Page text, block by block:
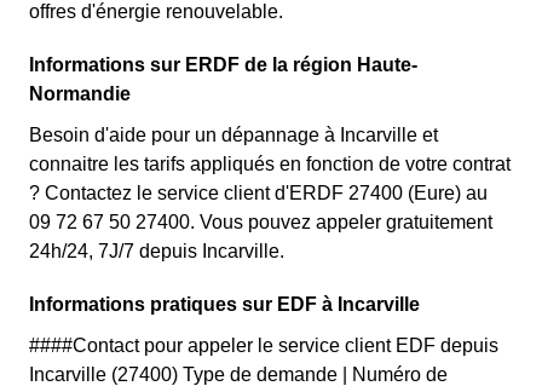
offres d'énergie renouvelable.
Informations sur ERDF de la région Haute-
Normandie
Besoin d'aide pour un dépannage à Incarville et
connaitre les tarifs appliqués en fonction de votre contrat
? Contactez le service client d'ERDF 27400 (Eure) au
09 72 67 50 27400. Vous pouvez appeler gratuitement
24h/24, 7J/7 depuis Incarville.
Informations pratiques sur EDF à Incarville
####Contact pour appeler le service client EDF depuis
Incarville (27400) Type de demande | Numéro de